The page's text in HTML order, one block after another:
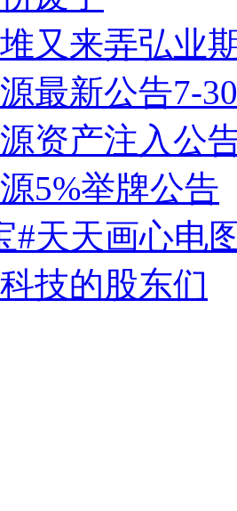
又来弄弘业
最新公告7-30
资产注入公
5%举牌公告
#天天画心电
技的股东们